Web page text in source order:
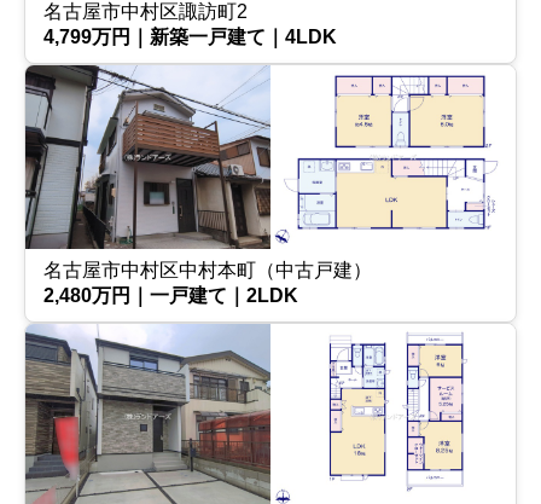
名古屋市中村区諏訪町2
4,799万円｜新築一戸建て｜4LDK
名古屋市中村区中村本町（中古戸建）
2,480万円｜一戸建て｜2LDK